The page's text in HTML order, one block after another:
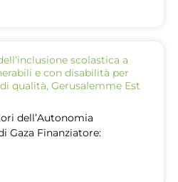
scolastica a
e con disabilità per
qualità, Gerusalemme Est
dell’Autonomia
Gaza Finanziatore: